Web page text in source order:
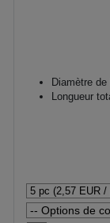
Diamètre de
Longueur